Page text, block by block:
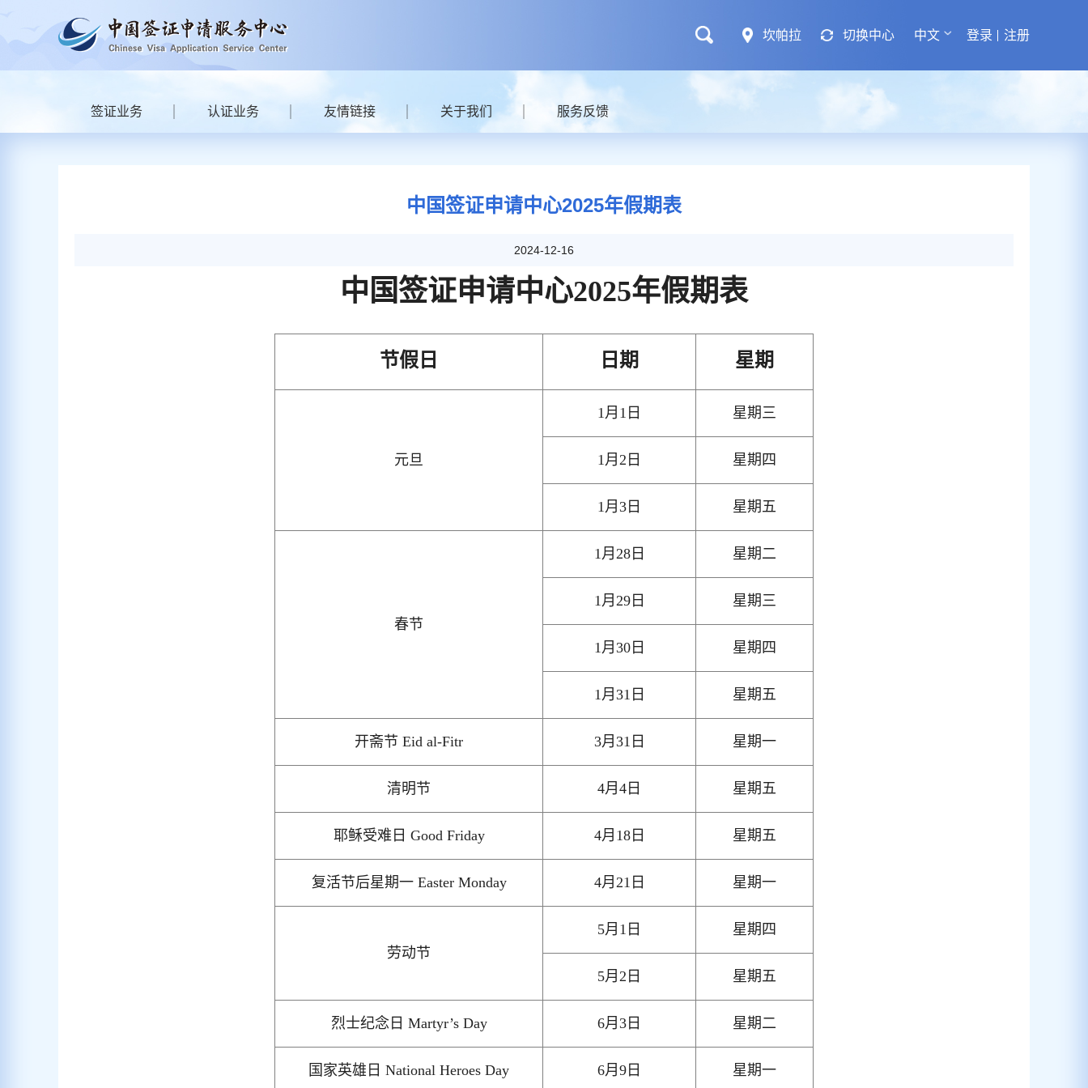
坎帕拉 切换中心 中文 登录 注册
签证业务 认证业务 友情链接 关于我们 服务反馈
中国签证申请中心2025年假期表
2024-12-16
中国签证申请中心2025年假期表
节假日 日期 星期
元旦
1月1日 星期三
1月2日 星期四
1月3日 星期五
春节
1月28日 星期二
1月29日 星期三
1月30日 星期四
1月31日 星期五
开斋节 Eid al-Fitr 3月31日 星期一
清明节 4月4日 星期五
耶稣受难日 Good Friday 4月18日 星期五
复活节后星期一 Easter Monday 4月21日 星期一
劳动节
5月1日 星期四
5月2日 星期五
烈士纪念日 Martyr’s Day 6月3日 星期二
国家英雄日 National Heroes Day 6月9日 星期一